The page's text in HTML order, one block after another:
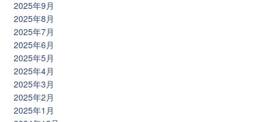
2025年9月
2025年8月
2025年7月
2025年6月
2025年5月
2025年4月
2025年3月
2025年2月
2025年1月